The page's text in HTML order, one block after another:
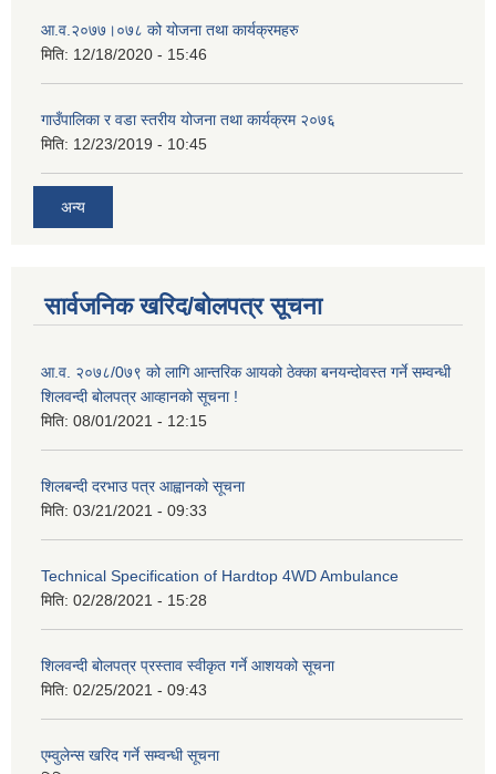
आ.व.२०७७।०७८ को योजना तथा कार्यक्रमहरु
मिति: 12/18/2020 - 15:46
गाउँपालिका र वडा स्तरीय योजना तथा कार्यक्रम २०७६
मिति: 12/23/2019 - 10:45
अन्य
सार्वजनिक खरिद/बोलपत्र सूचना
आ.व. २०७८/0७९ को लागि आन्तरिक आयको ठेक्का बनयन्दोवस्त गर्ने सम्वन्धी
शिलवन्दी बोलपत्र आव्हानको सूचना !
मिति: 08/01/2021 - 12:15
शिलबन्दी दरभाउ पत्र आह्वानको सूचना
मिति: 03/21/2021 - 09:33
Technical Specification of Hardtop 4WD Ambulance
मिति: 02/28/2021 - 15:28
शिलवन्दी बोलपत्र प्रस्ताव स्वीकृत गर्ने आशयको सूचना
मिति: 02/25/2021 - 09:43
एम्वुलेन्स खरिद गर्ने सम्वन्धी सूचना